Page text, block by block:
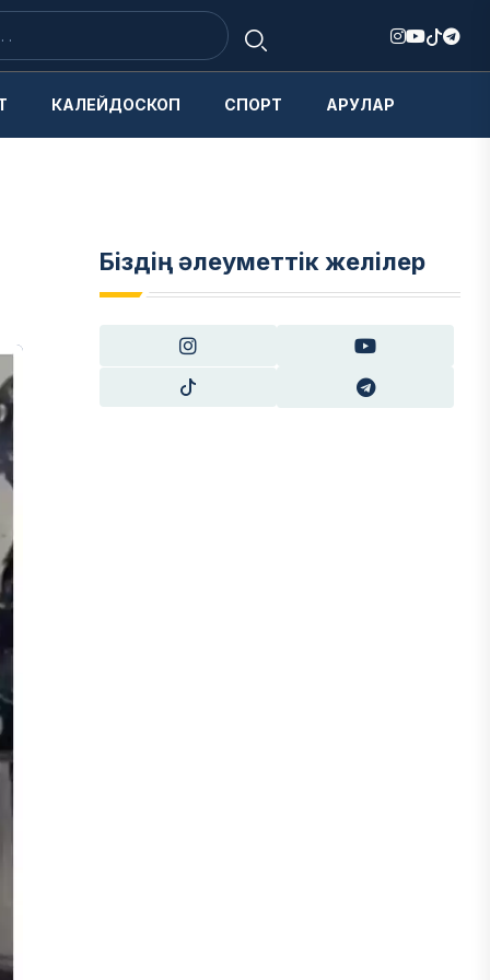
КАЛЕЙДОСКОП СПОРТ АРУЛАР
Біздің әлеуметтік желілер